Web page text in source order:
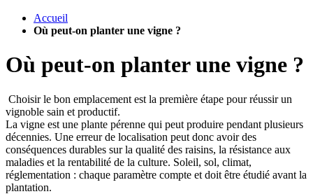
Accueil
Où peut-on planter une vigne ?
Où peut-on planter une vigne ?
Choisir le bon emplacement est la première étape pour réussir un
vignoble sain et productif.
La vigne est une plante pérenne qui peut produire pendant plusieurs
décennies. Une erreur de localisation peut donc avoir des
conséquences durables sur la qualité des raisins, la résistance aux
maladies et la rentabilité de la culture. Soleil, sol, climat,
réglementation : chaque paramètre compte et doit être étudié avant la
plantation.